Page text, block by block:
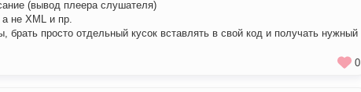
(вывод плеера слушателя)
не XML и пр.
брать просто отдельный кусок вставлять в свой код и получать нужный
0